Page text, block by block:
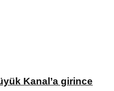
Kanal’a girince